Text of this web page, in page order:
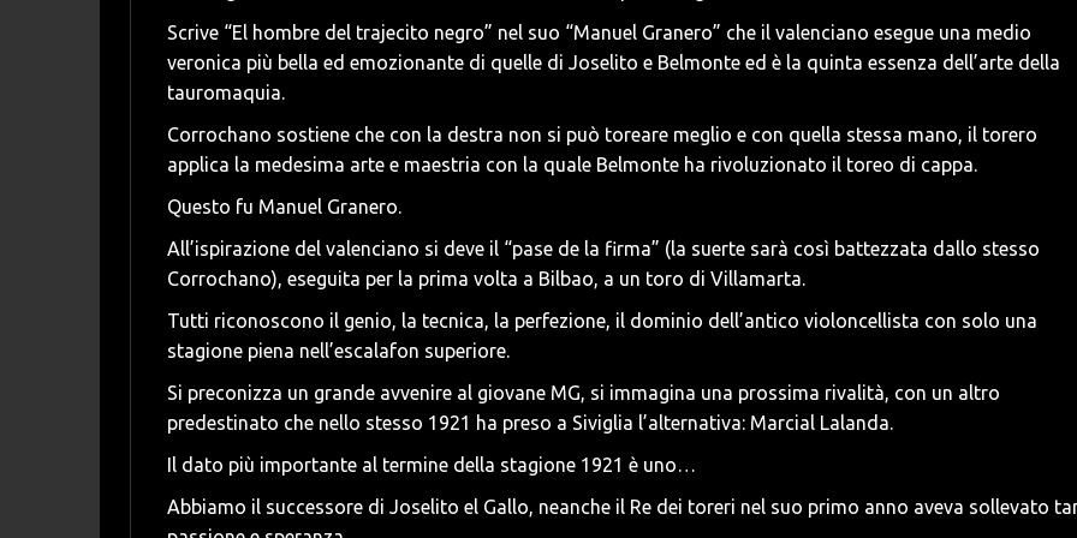
Scrive “El hombre del trajecito negro” nel suo “Manuel Granero” che il valenciano esegue una medio
veronica più bella ed emozionante di quelle di Joselito e Belmonte ed è la quinta essenza dell’arte della
tauromaquia.
Corrochano sostiene che con la destra non si può toreare meglio e con quella stessa mano, il torero
applica la medesima arte e maestria con la quale Belmonte ha rivoluzionato il toreo di cappa.
Questo fu Manuel Granero.
All’ispirazione del valenciano si deve il “pase de la firma” (la suerte sarà così battezzata dallo stesso
Corrochano), eseguita per la prima volta a Bilbao, a un toro di Villamarta.
Tutti riconoscono il genio, la tecnica, la perfezione, il dominio dell’antico violoncellista con solo una
stagione piena nell’escalafon superiore.
Si preconizza un grande avvenire al giovane MG, si immagina una prossima rivalità, con un altro
predestinato che nello stesso 1921 ha preso a Siviglia l’alternativa: Marcial Lalanda.
Il dato più importante al termine della stagione 1921 è uno…
Abbiamo il successore di Joselito el Gallo, neanche il Re dei toreri nel suo primo anno aveva sollevato